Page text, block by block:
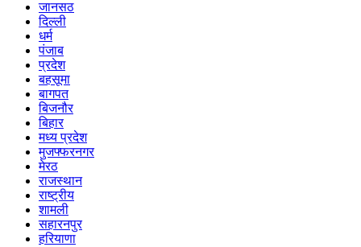
जानसठ
दिल्ली
धर्म
पंजाब
प्रदेश
बहसूमा
बागपत
बिजनौर
बिहार
मध्य प्रदेश
मुजफ्फरनगर
मेरठ
राजस्थान
राष्ट्रीय
शामली
सहारनपुर
हरियाणा